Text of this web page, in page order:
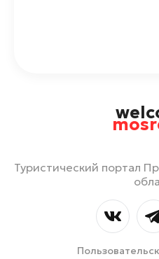
Туристический портал